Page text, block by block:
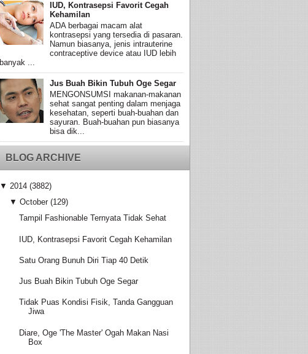
IUD, Kontrasepsi Favorit Cegah
Kehamilan
ADA berbagai macam alat
kontrasepsi yang tersedia di pasaran.
Namun biasanya, jenis intrauterine
contraceptive device atau IUD lebih
banyak ...
Jus Buah Bikin Tubuh Oge Segar
MENGONSUMSI makanan-makanan
sehat sangat penting dalam menjaga
kesehatan, seperti buah-buahan dan
sayuran. Buah-buahan pun biasanya
bisa dik...
BLOG ARCHIVE
▼ 2014 (3882)
▼ October (129)
Tampil Fashionable Ternyata Tidak Sehat
IUD, Kontrasepsi Favorit Cegah Kehamilan
Satu Orang Bunuh Diri Tiap 40 Detik
Jus Buah Bikin Tubuh Oge Segar
Tidak Puas Kondisi Fisik, Tanda Gangguan
Jiwa
Diare, Oge 'The Master' Ogah Makan Nasi
Box